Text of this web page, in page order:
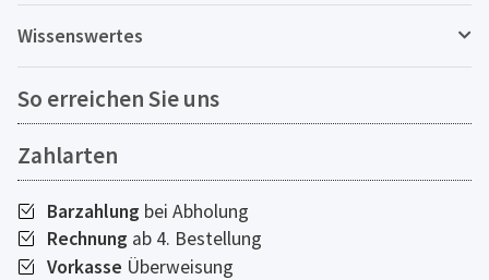
Wissenswertes
So erreichen Sie uns
Zahlarten
Barzahlung bei Abholung
Rechnung ab 4. Bestellung
Vorkasse Überweisung